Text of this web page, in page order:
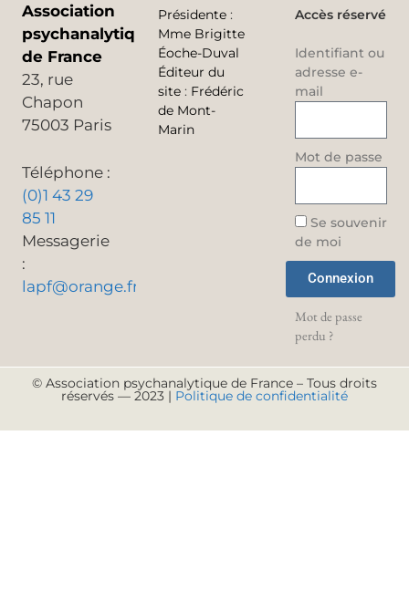
Association
psychanalytique
de France
23, rue
Chapon
75003 Paris
Téléphone :
(0)1 43 29
85 11
Messagerie
:
lapf@orange.fr
Présidente :
Mme Brigitte
Éoche-Duval
Éditeur du
site : Frédéric
de Mont-
Marin
Accès réservé
Identifiant ou
adresse e-
mail
Mot de passe
Se souvenir
de moi
Connexion
Mot de passe
perdu ?
© Association psychanalytique de France – Tous droits
réservés — 2023 | Politique de confidentialité